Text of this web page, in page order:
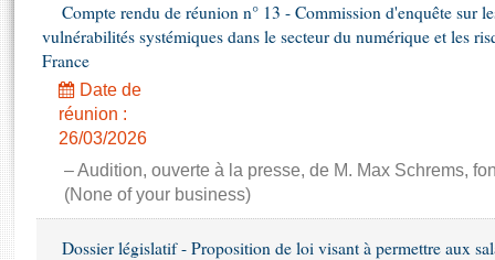
Propositions de loi
Amendements
Textes adoptés
Rapports d'information
Histoire
Anciennes législatures
Liens vers les sites publics
Photos libres de droit
Compte rendu de réunion n° 13 - Commission d'enquête sur
vulnérabilités systémiques dans le secteur du numérique et les
France
Date de
réunion :
26/03/2026
– Audition, ouverte à la presse, de M. Max Schrems,
(None of your business)
Dossier législatif - Proposition de loi visant à permettre aux